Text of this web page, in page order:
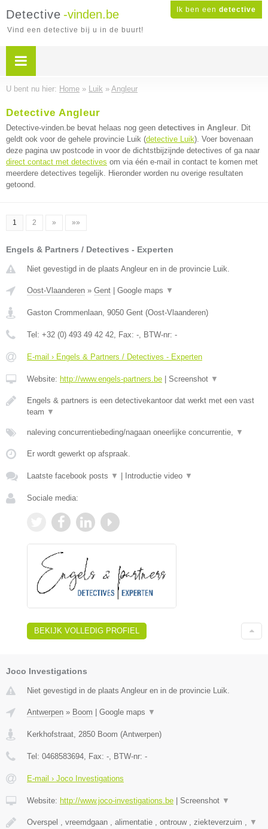
Ik ben een detective
Detective -vinden.be
Vind een detective bij u in de buurt!
U bent nu hier: Home » Luik » Angleur
Detective Angleur
Detective-vinden.be bevat helaas nog geen detectives in Angleur. Dit
geldt ook voor de gehele provincie Luik (detective Luik). Voer bovenaan
deze pagina uw postcode in voor de dichtstbijzijnde detectives of ga naar
direct contact met detectives om via één e-mail in contact te komen met
meerdere detectives tegelijk. Hieronder worden nu overige resultaten
getoond.
1 2 » »»
Engels & Partners / Detectives - Experten
Niet gevestigd in de plaats Angleur en in de provincie Luik.
Oost-Vlaanderen » Gent Google maps ▼
Gaston Crommenlaan, 9050 Gent (Oost-Vlaanderen)
Tel: +32 (0) 493 49 42 42, Fax: -, BTW-nr: -
E-mail › Engels & Partners / Detectives - Experten
Website: http://www.engels-partners.be Screenshot ▼
Engels & partners is een detectivekantoor dat werkt met een vast
team ▼
naleving concurrentiebeding/nagaan oneerlijke concurrentie, ▼
Er wordt gewerkt op afspraak.
Laatste facebook posts ▼ Introductie video ▼
Sociale media:
BEKIJK VOLLEDIG PROFIEL
Joco Investigations
Niet gevestigd in de plaats Angleur en in de provincie Luik.
Antwerpen » Boom Google maps ▼
Kerkhofstraat, 2850 Boom (Antwerpen)
Tel: 0468583694, Fax: -, BTW-nr: -
E-mail › Joco Investigations
Website: http://www.joco-investigations.be Screenshot ▼
Overspel , vreemdgaan , alimentatie , ontrouw , ziekteverzuim , ▼